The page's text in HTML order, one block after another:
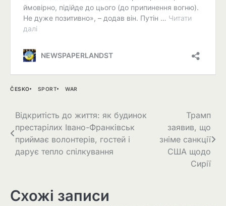
ČESKO SPORT WAR
Навігація
записів
Відкритість до життя: як будинок
престарілих Івано-Франківськ
приймає волонтерів, гостей і
дарує тепло спілкування
Трамп
заявив, що
зніме санкції
США щодо
Сирії
Схожі записи